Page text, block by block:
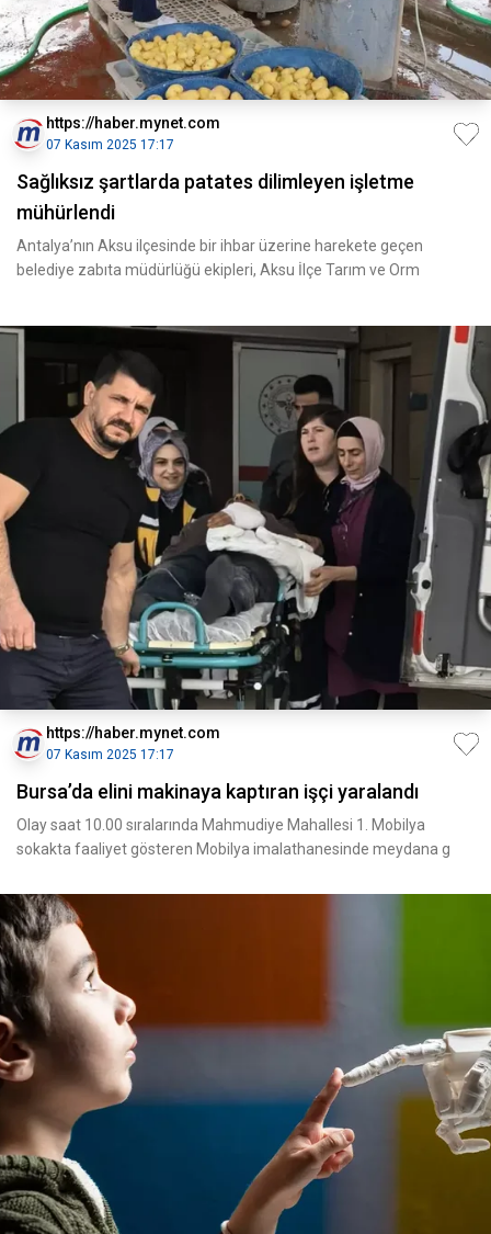
https://haber.mynet.com
07 Kasım 2025 17:17
Sağlıksız şartlarda patates dilimleyen işletme
mühürlendi
Antalya’nın Aksu ilçesinde bir ihbar üzerine harekete geçen
belediye zabıta müdürlüğü ekipleri, Aksu İlçe Tarım ve Orm
https://haber.mynet.com
07 Kasım 2025 17:17
Bursa’da elini makinaya kaptıran işçi yaralandı
Olay saat 10.00 sıralarında Mahmudiye Mahallesi 1. Mobilya
sokakta faaliyet gösteren Mobilya imalathanesinde meydana g